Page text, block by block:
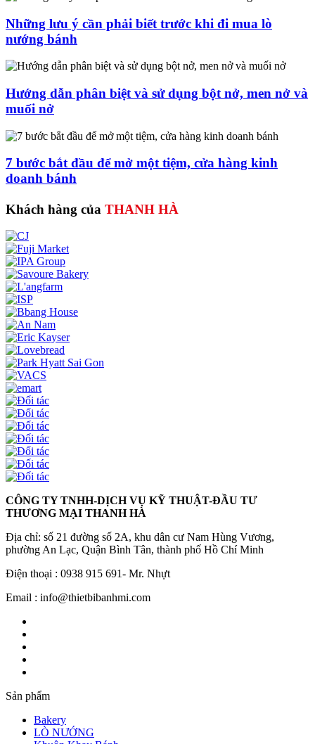
Những lưu ý cần phải biết trước khi đi mua lò
nướng bánh
Hướng dẫn phân biệt và sử dụng bột nở, men nở và
muối nở
7 bước bắt đầu để mở một tiệm, cửa hàng kinh
doanh bánh
Khách hàng của THANH HÀ
CÔNG TY TNHH-DỊCH VỤ KỸ THUẬT-ĐẦU TƯ
THƯƠNG MẠI THANH HÀ
Địa chỉ: số 21 đường số 2A, khu dân cư Nam Hùng Vương,
phường An Lạc, Quận Bình Tân, thành phố Hồ Chí Minh
Điện thoại : 0938 915 691- Mr. Nhựt
Email : info@thietbibanhmi.com
Sản phẩm
Bakery
LÒ NƯỚNG